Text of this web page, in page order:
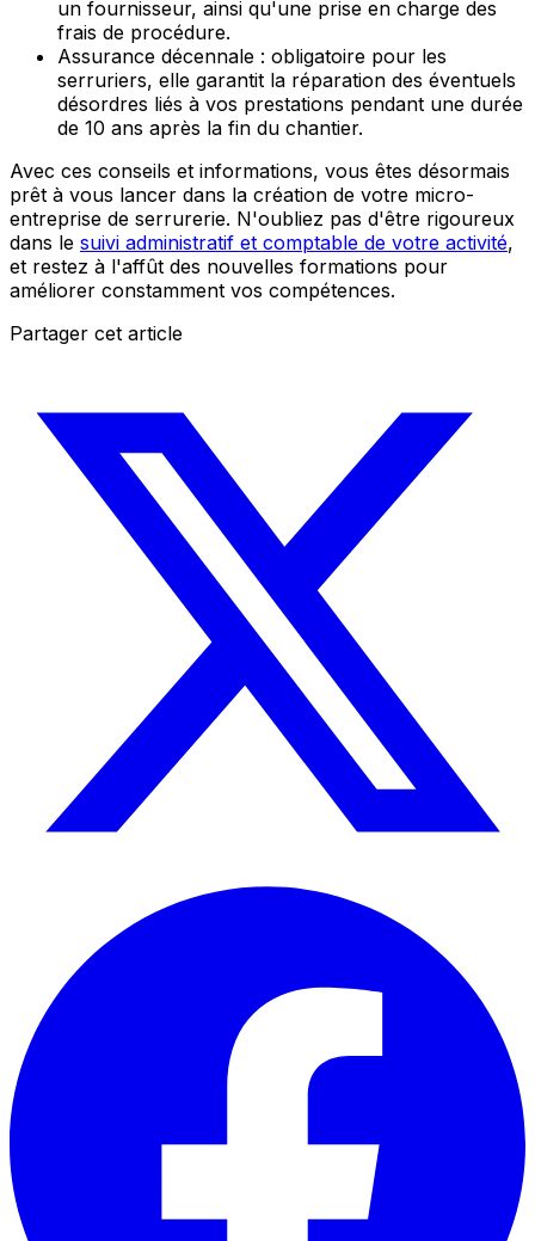
un fournisseur, ainsi qu'une prise en charge des
frais de procédure.
Assurance décennale : obligatoire pour les
serruriers, elle garantit la réparation des éventuels
désordres liés à vos prestations pendant une durée
de 10 ans après la fin du chantier.
Avec ces conseils et informations, vous êtes désormais
prêt à vous lancer dans la création de votre micro-
entreprise de serrurerie. N'oubliez pas d'être rigoureux
dans le suivi administratif et comptable de votre activité,
et restez à l'affût des nouvelles formations pour
améliorer constamment vos compétences.
Partager cet article